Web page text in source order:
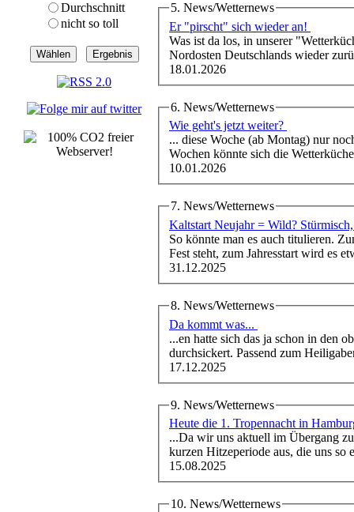
Durchschnitt
nicht so toll
5. News/Wetternews
Er "pirscht" sich wieder an!
Was ist da los, in unserer "Wetter
Nordosten Deutschlands wieder
18.01.2026
6. News/Wetternews
Wie geht's jetzt weiter?
... diese Woche (ab Montag) nur
Wochen könnte sich die Wetter
10.01.2026
7. News/Wetternews
Kaltstart Neujahr = Wild?
So könnte man es auch titulieren.
Fest steht, zum Jahresstart wird es
31.12.2025
8. News/Wetternews
Da kommt was...
...en hatte sich das ja schon in den
durchsickert. Passend zum
17.12.2025
9. News/Wetternews
Heute die 1. Tropennacht in
...Da wir uns aktuell im Übergang
kurzen Hitzeperiode aus, die uns so
15.08.2025
10. News/Wetternews